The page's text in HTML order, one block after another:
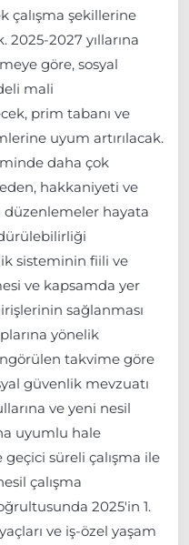
çalışma şekillerine
2027 yıllarına
göre, sosyal
mali
prim tabanı ve
uyum artırılacak.
daha çok
hakkaniyeti ve
hayata
sisteminin fiili ve
ve kapsamda yer
sağlanması
yönelik
takvime göre
güvenlik mevzuatı
ve yeni nesil
uyumlu hale
süreli çalışma ile
çalışma
2025'in 1.
ve iş-özel yaşam